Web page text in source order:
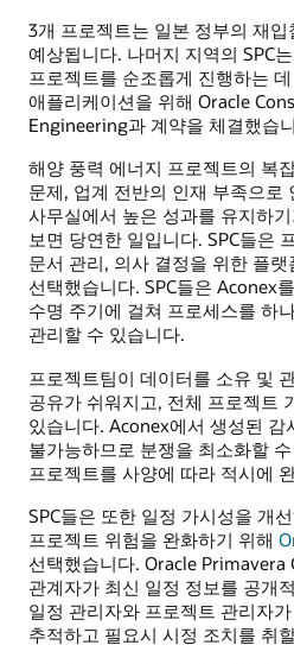
3개 프로젝트는 일본 정부의 재
예상됩니다. 나머지 지역의 SPC
프로젝트를 순조롭게 진행하는
애플리케이션을 위해 Oracle
Engineering과 계약을 체결했습
해양 풍력 에너지 프로젝트의 복
문제, 업계 전반의 인재 부족으로
사무실에서 높은 성과를 유지하
보면 당연한 일입니다. SPC들은
문서 관리, 의사 결정을 위한 플랫
선택했습니다. SPC들은 Aconex
수명 주기에 걸쳐 프로세스를 하
관리할 수 있습니다.
프로젝트팀이 데이터를 소유 및
공유가 쉬워지고, 전체 프로젝트
있습니다. Aconex에서 생성된 감
불가능하므로 분쟁을 최소화할
프로젝트를 사양에 따라 적시에
SPC들은 또한 일정 가시성을 개
프로젝트 위험을 완화하기 위해
선택했습니다. Oracle Primavera
관계자가 최신 일정 정보를 공개
일정 관리자와 프로젝트 관리자
추적하고 필요시 시정 조치를 취